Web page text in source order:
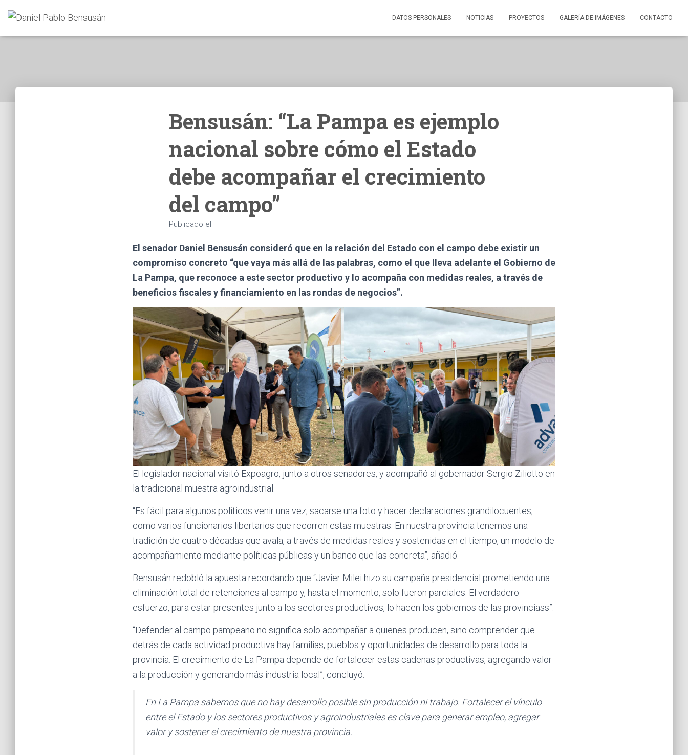
DATOS PERSONALES NOTICIAS PROYECTOS GALERÍA DE IMÁGENES CONTACTO
Bensusán: “La Pampa es ejemplo
nacional sobre cómo el Estado
debe acompañar el crecimiento
del campo”
Publicado el
El senador Daniel Bensusán consideró que en la relación del Estado con el campo debe existir un
compromiso concreto “que vaya más allá de las palabras, como el que lleva adelante el Gobierno de
La Pampa, que reconoce a este sector productivo y lo acompaña con medidas reales, a través de
beneficios fiscales y financiamiento en las rondas de negocios”.
El legislador nacional visitó Expoagro, junto a otros senadores, y acompañó al gobernador Sergio Ziliotto en
la tradicional muestra agroindustrial.
“Es fácil para algunos políticos venir una vez, sacarse una foto y hacer declaraciones grandilocuentes,
como varios funcionarios libertarios que recorren estas muestras. En nuestra provincia tenemos una
tradición de cuatro décadas que avala, a través de medidas reales y sostenidas en el tiempo, un modelo de
acompañamiento mediante políticas públicas y un banco que las concreta”, añadió.
Bensusán redobló la apuesta recordando que “Javier Milei hizo su campaña presidencial prometiendo una
eliminación total de retenciones al campo y, hasta el momento, solo fueron parciales. El verdadero
esfuerzo, para estar presentes junto a los sectores productivos, lo hacen los gobiernos de las provinciass”.
“Defender al campo pampeano no significa solo acompañar a quienes producen, sino comprender que
detrás de cada actividad productiva hay familias, pueblos y oportunidades de desarrollo para toda la
provincia. El crecimiento de La Pampa depende de fortalecer estas cadenas productivas, agregando valor
a la producción y generando más industria local”, concluyó.
En La Pampa sabemos que no hay desarrollo posible sin producción ni trabajo. Fortalecer el vínculo
entre el Estado y los sectores productivos y agroindustriales es clave para generar empleo, agregar
valor y sostener el crecimiento de nuestra provincia.